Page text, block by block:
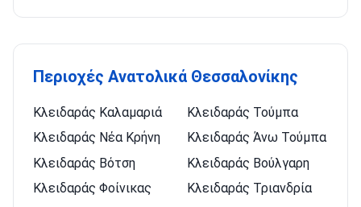
Περιοχές Ανατολικά Θεσσαλονίκης
Κλειδαράς Καλαμαριά
Κλειδαράς Νέα Κρήνη
Κλειδαράς Βότση
Κλειδαράς Φοίνικας
Κλειδαράς Τούμπα
Κλειδαράς Άνω Τούμπα
Κλειδαράς Βούλγαρη
Κλειδαράς Τριανδρία